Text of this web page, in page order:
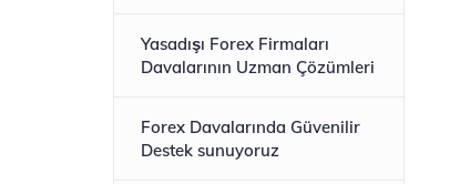
Yasadışı Forex Firmaları
Davalarının Uzman Çözümleri
Forex Davalarında Güvenilir
Destek sunuyoruz